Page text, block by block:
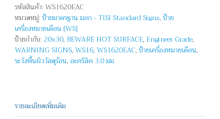
วัสดุ
ร้อน
-
BEWARE
HOT
SURFACE
รหัสสินค้า:WS1620EAC
หมวดหมู่:ป้ายมาตรฐาน มอก - TISI Standard Signs, ป้าย
เครื่องหมายเตือน [WS]
ป้ายกำกับ:20x30, BEWARE HOT SURFACE, Engineer Grade,
WARNING SIGNS, WS16, WS1620EAC, ป้ายเครื่องหมายเตือน,
ระวังพื้นผิววัสดุร้อน, อะคริลิค 3.0 มม.
รายละเอียดเพิ่มเติม